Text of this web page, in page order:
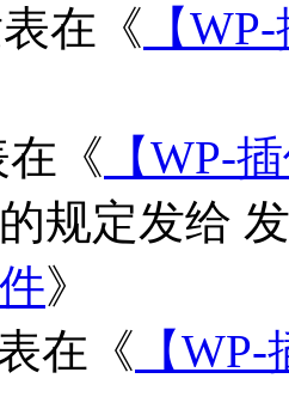
在《 【
《 【WP-
规定发给
》
在《 【